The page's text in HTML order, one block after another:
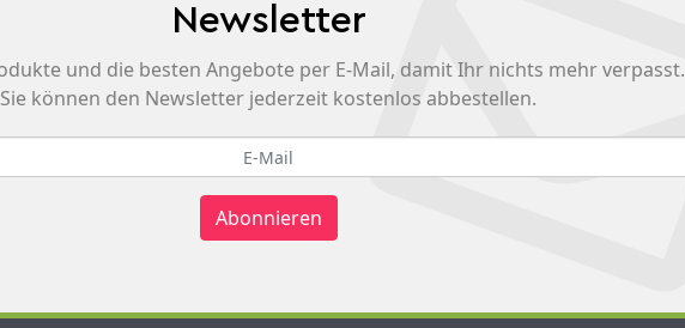
Newsletter
und die besten Angebote per E-Mail, damit Ihr nichts mehr verpasst.
Sie können den Newsletter jederzeit kostenlos abbestellen.
Abonnieren